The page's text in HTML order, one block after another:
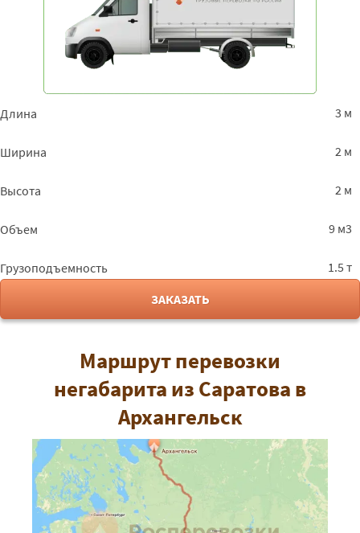
Длина 3 м
Ширина 2 м
Высота 2 м
Объем 9 м3
Грузоподъемность
1.5 т
ЗАКАЗАТЬ
Маршрут перевозки
негабарита из Саратова в
Архангельск